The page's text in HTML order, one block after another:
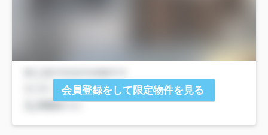
会員登録をして限定物件を見る